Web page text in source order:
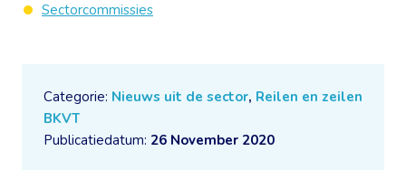
Categorie: Nieuws uit de sector, Reilen en zeilen
BKVT
Publicatiedatum: 26 November 2020
Sectorcommissies